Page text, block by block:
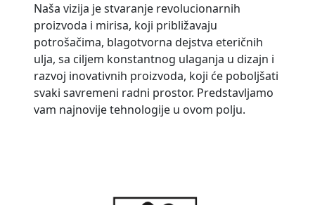
Naša vizija je stvaranje revolucionarnih
proizvoda i mirisa, koji približavaju
potrošačima, blagotvorna dejstva eteričnih
ulja, sa ciljem konstantnog ulaganja u dizajn i
razvoj inovativnih proizvoda, koji će poboljšati
svaki savremeni radni prostor. Predstavljamo
vam najnovije tehnologije u ovom polju.